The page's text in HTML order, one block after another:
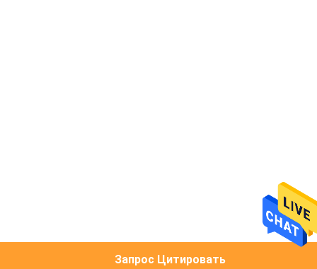
Запрос Цитировать